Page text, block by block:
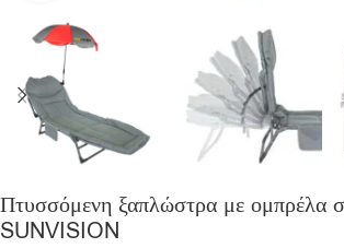
Πτυσσόμενη ξαπλώστρα με ομπρέλα
SUNVISION